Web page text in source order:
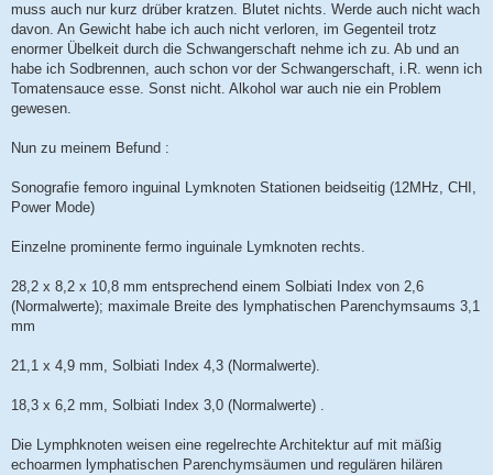
muss auch nur kurz drüber kratzen. Blutet nichts. Werde auch nicht wach
davon. An Gewicht habe ich auch nicht verloren, im Gegenteil trotz
enormer Übelkeit durch die Schwangerschaft nehme ich zu. Ab und an
habe ich Sodbrennen, auch schon vor der Schwangerschaft, i.R. wenn ich
Tomatensauce esse. Sonst nicht. Alkohol war auch nie ein Problem
gewesen.
Nun zu meinem Befund :
Sonografie femoro inguinal Lymknoten Stationen beidseitig (12MHz, CHI,
Power Mode)
Einzelne prominente fermo inguinale Lymknoten rechts.
28,2 x 8,2 x 10,8 mm entsprechend einem Solbiati Index von 2,6
(Normalwerte); maximale Breite des lymphatischen Parenchymsaums 3,1
mm
21,1 x 4,9 mm, Solbiati Index 4,3 (Normalwerte).
18,3 x 6,2 mm, Solbiati Index 3,0 (Normalwerte) .
Die Lymphknoten weisen eine regelrechte Architektur auf mit mäßig
echoarmen lymphatischen Parenchymsäumen und regulären hilären